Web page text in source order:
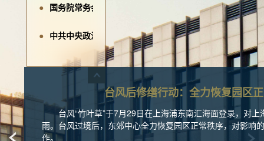
国务院常务会议：持续推进房地产等领域风险化解
中共中央政治局召开会议 分析研究当前经济形势和经济工
央行货币政策委员会：继续实施适度宽松的货币政策
东郊中心：携手仲量联行，开启物业新篇章
财政部：落实好专项债券支持收购存量商品房用作保障性
台风后修缮行动：全力恢复园区
台风“竹叶草”于7月29日在上海浦东南汇海面登录，对
雨。台风过境后，东郊中心全力恢复园区正常秩序，对影响
作。